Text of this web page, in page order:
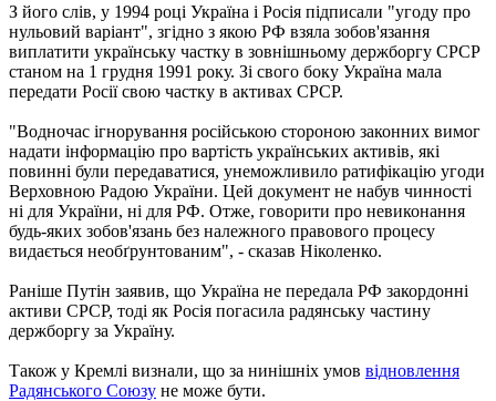
З його слів, у 1994 році Україна і Росія підписали "угоду про
нульовий варіант", згідно з якою РФ взяла зобов'язання
виплатити українську частку в зовнішньому держборгу СРСР
станом на 1 грудня 1991 року. Зі свого боку Україна мала
передати Росії свою частку в активах СРСР.
"Водночас ігнорування російською стороною законних вимог
надати інформацію про вартість українських активів, які
повинні були передаватися, унеможливило ратифікацію угоди
Верховною Радою України. Цей документ не набув чинності
ні для України, ні для РФ. Отже, говорити про невиконання
будь-яких зобов'язань без належного правового процесу
видається необґрунтованим", - сказав Ніколенко.
Раніше Путін заявив, що Україна не передала РФ закордонні
активи СРСР, тоді як Росія погасила радянську частину
держборгу за Україну.
Також у Кремлі визнали, що за нинішніх умов відновлення
Радянського Союзу не може бути.